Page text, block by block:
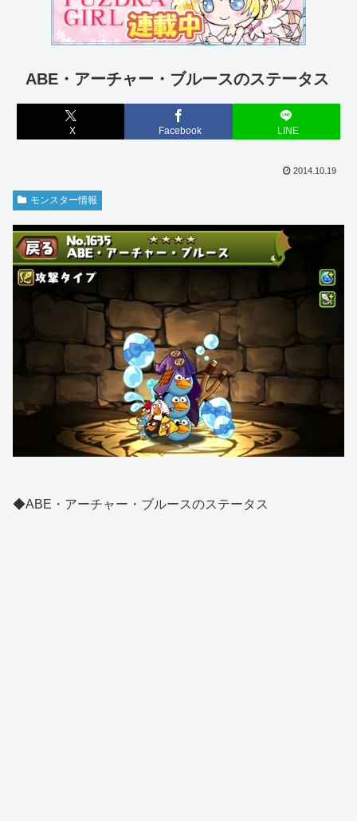
ABE・アーチャー・ブルースのステータス
X Facebook LINE
2014.10.19
モンスター情報
◆ABE・アーチャー・ブルースのステータス